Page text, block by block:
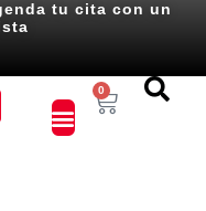
tu cita con un
0